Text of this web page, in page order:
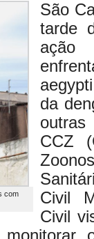
com
São
tarde
da
outras
CCZ
Civil
Civil